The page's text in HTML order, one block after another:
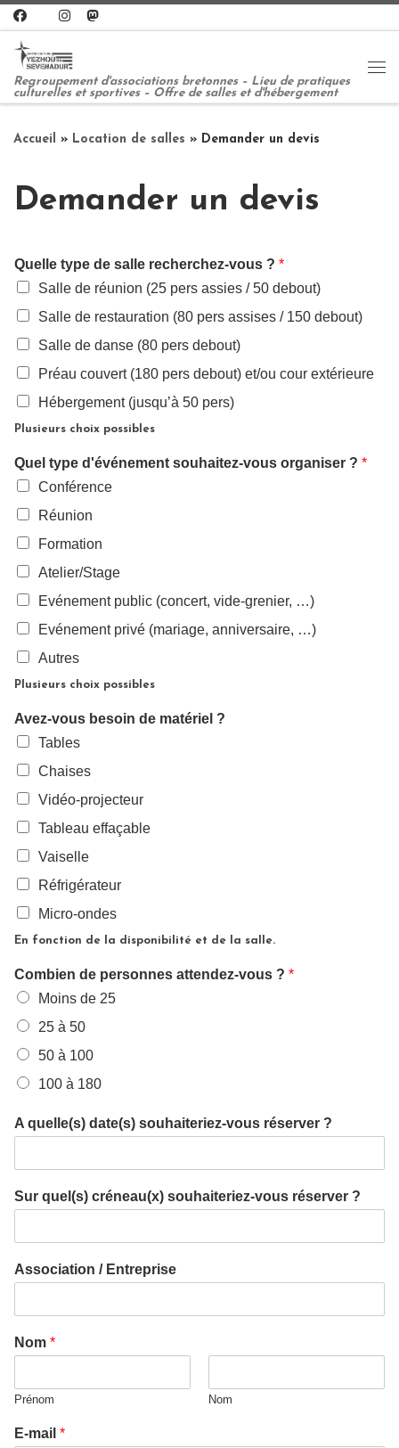
Passer au contenu
Regroupement d'associations bretonnes – Lieu de pratiques
culturelles et sportives – Offre de salles et d'hébergement
Accueil » Location de salles » Demander un devis
Demander un devis
Quelle type de salle recherchez-vous ? *
Salle de réunion (25 pers assies / 50 debout)
Salle de restauration (80 pers assises / 150 debout)
Salle de danse (80 pers debout)
Préau couvert (180 pers debout) et/ou cour extérieure
Hébergement (jusqu’à 50 pers)
Plusieurs choix possibles
Quel type d'événement souhaitez-vous organiser ? *
Conférence
Réunion
Formation
Atelier/Stage
Evénement public (concert, vide-grenier, …)
Evénement privé (mariage, anniversaire, …)
Autres
Plusieurs choix possibles
Avez-vous besoin de matériel ?
Tables
Chaises
Vidéo-projecteur
Tableau effaçable
Vaiselle
Réfrigérateur
Micro-ondes
En fonction de la disponibilité et de la salle.
Combien de personnes attendez-vous ? *
Moins de 25
25 à 50
50 à 100
100 à 180
A quelle(s) date(s) souhaiteriez-vous réserver ?
Sur quel(s) créneau(x) souhaiteriez-vous réserver ?
Association / Entreprise
Nom *
Prénom Nom
E-mail *